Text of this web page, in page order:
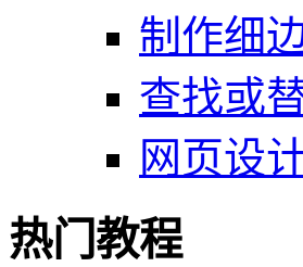
制作细
查找或
网页设
热门教程